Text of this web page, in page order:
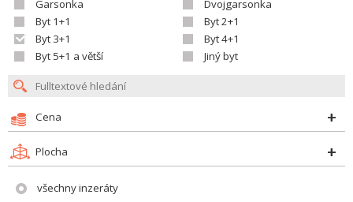
Garsonka
Dvojgarsonka
Byt 1+1
Byt 2+1
Byt 3+1
Byt 4+1
Byt 5+1 a větší
Jiný byt
Cena
Plocha
všechny inzeráty